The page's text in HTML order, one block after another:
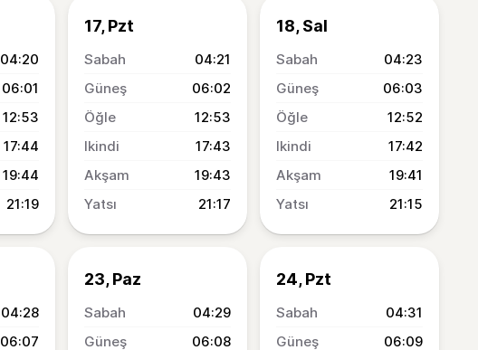
04:20
06:01
12:53
17:44
19:44
21:19
17, Pzt
04:21
06:02
12:53
17:43
19:43
21:17
18, Sal
04:23
06:03
12:52
17:42
19:41
21:15
04:28
06:07
23, Paz
04:29
06:08
24, Pzt
04:31
06:09